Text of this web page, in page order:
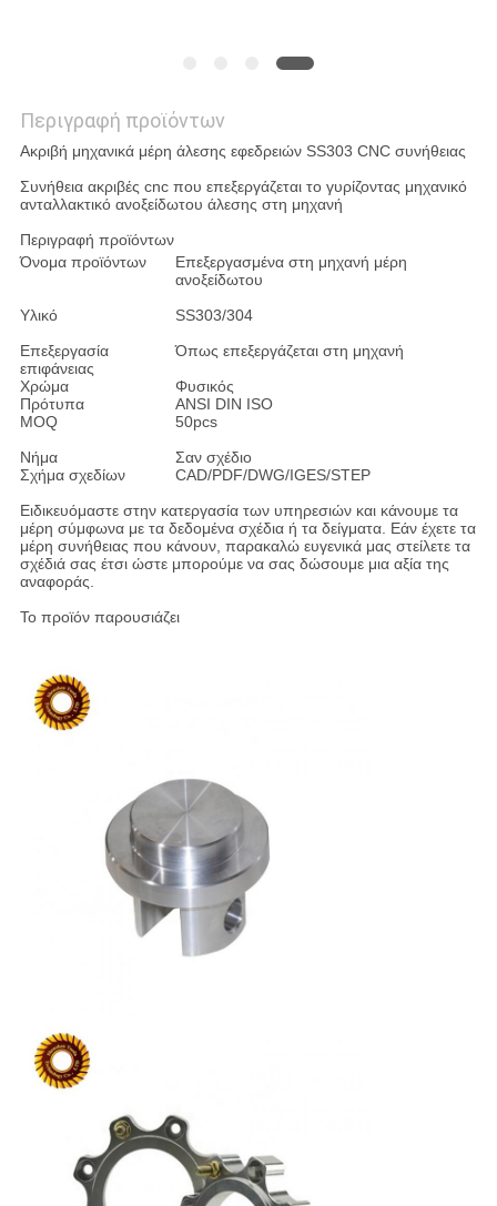
Περιγραφή προϊόντων
Ακριβή μηχανικά μέρη άλεσης εφεδρειών SS303 CNC συνήθειας
Συνήθεια ακριβές cnc που επεξεργάζεται το γυρίζοντας μηχανικό
ανταλλακτικό ανοξείδωτου άλεσης στη μηχανή
Περιγραφή προϊόντων
Όνομα προϊόντων
Επεξεργασμένα στη μηχανή μέρη
ανοξείδωτου
Υλικό
SS303/304
Επεξεργασία
επιφάνειας
Όπως επεξεργάζεται στη μηχανή
Χρώμα
Φυσικός
Πρότυπα
ANSI DIN ISO
MOQ
50pcs
Νήμα
Σαν σχέδιο
Σχήμα σχεδίων
CAD/PDF/DWG/IGES/STEP
Ειδικευόμαστε στην κατεργασία των υπηρεσιών και κάνουμε τα
μέρη σύμφωνα με τα δεδομένα σχέδια ή τα δείγματα. Εάν έχετε τα
μέρη συνήθειας που κάνουν, παρακαλώ ευγενικά μας στείλετε τα
σχέδιά σας έτσι ώστε μπορούμε να σας δώσουμε μια αξία της
αναφοράς.
Το προϊόν παρουσιάζει